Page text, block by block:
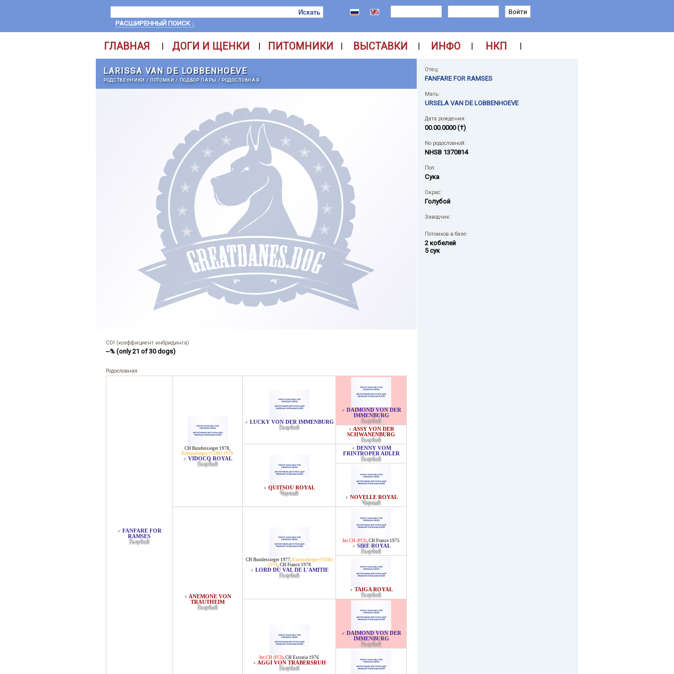
РАСШИРЕННЫЙ ПОИСК ↓
ГЛАВНАЯ | ДОГИ И ЩЕНКИ | ПИТОМНИКИ | ВЫСТАВКИ | ИНФО | НКП |
LARISSA VAN DE LOBBENHOEVE
РОДСТВЕННИКИ / ПОТОМКИ/ ПОДБОР ПАРЫ / РОДОСЛОВНАЯ
COI (коэффициент инбридинга)
--% (only 21 of 30 dogs)
Родословная
♂ FANFARE FOR
RAMSES
Голубой
CH Bundessieger 1978,
EuropaSieger (VDH) 1979
♂ VIDOCQ ROYAL
Голубой
♂ LUCKY VON DER IMMENBURG
Голубой
♂ DAIMOND VON DER
IMMENBURG
Голубой
♀ ASSY VON DER
SCHWANENBURG
Голубой
♀ QUITSOU ROYAL
Черный
♂ DENNY VOM
FRINTROPER ADLER
Голубой
♀ NOVELLE ROYAL
Черный
♀ ANEMONE VON
TRAUTHEIM
Голубой
CH Bundessieger 1977, EuropaSieger (VDH)
1978, CH France 1978
♂ LORD DU VAL DE L'AMITIE
Голубой
Int.CH (FCI), CH France 1975
♂ SIRE ROYAL
Голубой
♀ TAIGA ROYAL
Голубой
Int.CH (FCI), CH Estonia 1976
♀ AGGI VON TRABERSRUH
Голубой
♂ DAIMOND VON DER
IMMENBURG
Голубой
Отец:
FANFARE FOR RAMSES
Мать:
URSELA VAN DE LOBBENHOEVE
Дата рождения:
00.00.0000 (†)
No родословной:
NHSB 1370814
Пол:
Сука
Окрас:
Голубой
Заводчик:
Потомков в базе:
2 кобелей
5 сук